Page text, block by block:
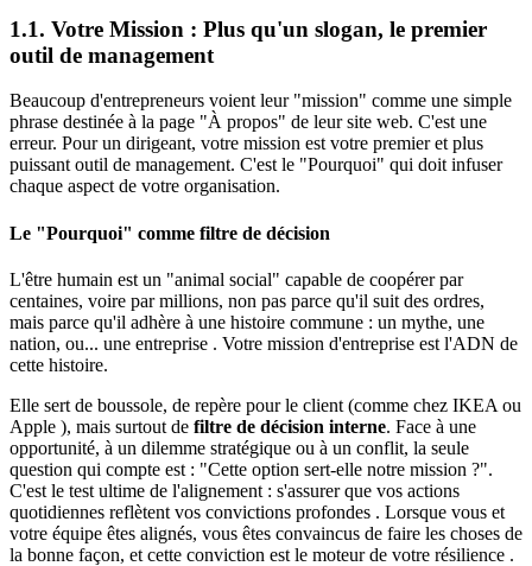
1.1. Votre Mission : Plus qu'un slogan, le premier
outil de management
Beaucoup d'entrepreneurs voient leur "mission" comme une simple
phrase destinée à la page "À propos" de leur site web. C'est une
erreur. Pour un dirigeant, votre mission est votre premier et plus
puissant outil de management. C'est le "Pourquoi" qui doit infuser
chaque aspect de votre organisation.
Le "Pourquoi" comme filtre de décision
L'être humain est un "animal social" capable de coopérer par
centaines, voire par millions, non pas parce qu'il suit des ordres,
mais parce qu'il adhère à une histoire commune : un mythe, une
nation, ou... une entreprise . Votre mission d'entreprise est l'ADN de
cette histoire.
Elle sert de boussole, de repère pour le client (comme chez IKEA ou
Apple ), mais surtout de filtre de décision interne. Face à une
opportunité, à un dilemme stratégique ou à un conflit, la seule
question qui compte est : "Cette option sert-elle notre mission ?".
C'est le test ultime de l'alignement : s'assurer que vos actions
quotidiennes reflètent vos convictions profondes . Lorsque vous et
votre équipe êtes alignés, vous êtes convaincus de faire les choses de
la bonne façon, et cette conviction est le moteur de votre résilience .